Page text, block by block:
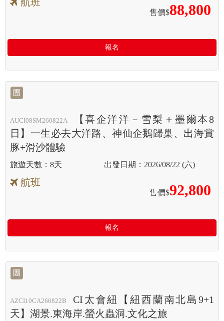
售價$88,800
報名
團
AUCI08SM260822A
【喜企洋洋－雪梨＋墨爾本8
日】一生必去大洋路、神仙企鵝歸巢、出海賞
豚+滑沙體驗
8天 2026/08/22 (六)
航班
售價$92,800
報名
團
AZCI10CA260822B
CI太會紐【紐西蘭南北島9+1
天】湖景.東海岸.螢火蟲洞.文化之旅